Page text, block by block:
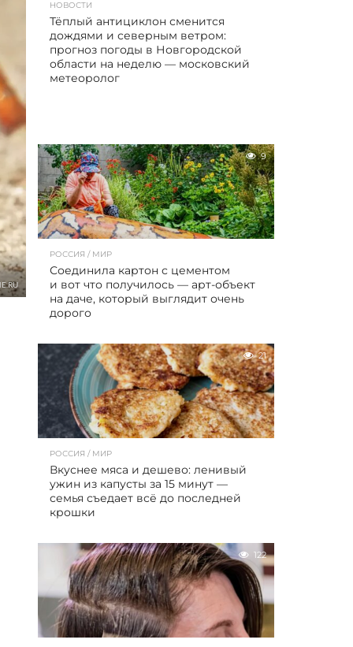
НОВОСТИ
Тёплый антициклон сменится
дождями и северным ветром:
прогноз погоды в Новгородской
области на неделю — московский
метеоролог
9
РОССИЯ / МИР
Соединила картон с цементом
и вот что получилось — арт-объект
на даче, который выглядит очень
дорого
21
РОССИЯ / МИР
Вкуснее мяса и дешево: ленивый
ужин из капусты за 15 минут —
семья съедает всё до последней
крошки
122